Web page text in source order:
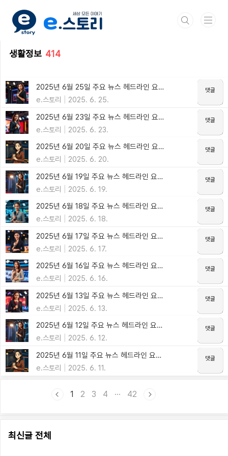
생활정보 414
2025년 6월 25일 주요 뉴스 헤드라인 요약 - 해방되니 독립운동?
e.스토리 2025. 6. 25.
2025년 6월 23일 주요 뉴스 헤드라인 요약 - 탐욕의 끝은?
e.스토리 2025. 6. 23.
2025년 6월 20일 주요 뉴스 헤드라인 요약 - 칼을 갈아 쟁기를 만들자
e.스토리 2025. 6. 20.
2025년 6월 19일 주요 뉴스 헤드라인 요약 - 민생지원금
e.스토리 2025. 6. 19.
2025년 6월 18일 주요 뉴스 헤드라인 요약 - 가깝지만 먼 이웃(?)
e.스토리 2025. 6. 18.
2025년 6월 17일 주요 뉴스 헤드라인 요약 - 모든 것을 제자리로
e.스토리 2025. 6. 17.
2025년 6월 16일 주요 뉴스 헤드라인 요약 - 모든 것을 제자리로
e.스토리 2025. 6. 16.
2025년 6월 13일 주요 뉴스 헤드라인 요약 - 흑묘백묘 통할까?
e.스토리 2025. 6. 13.
2025년 6월 12일 주요 뉴스 헤드라인 요약 - 메르켈의 길
e.스토리 2025. 6. 12.
2025년 6월 11일 주요 뉴스 헤드라인 요약 - 내란 종식을 위한 바위
e.스토리 2025. 6. 11.
1 2 3 4 ··· 42
최신글 전체